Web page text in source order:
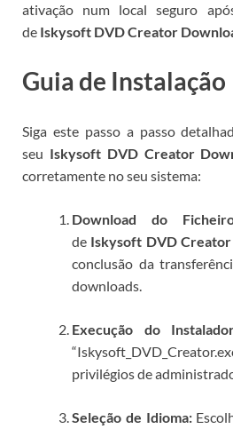
ativação num local seguro
de Iskysoft DVD Creator
Guia de Instalação
Siga este passo a passo
seu Iskysoft DVD Creator
corretamente no seu sistema:
Download do
de Iskysoft DVD
conclusão da
downloads.
Execução do
privilégios de
Seleção de Idioma: